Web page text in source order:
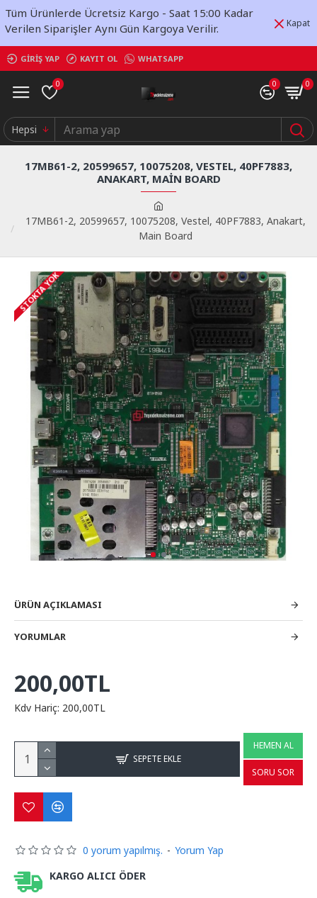
Tüm Ürünlerde Ücretsiz Kargo - Saat 15:00 Kadar
Verilen Siparişler Aynı Gün Kargoya Verilir.
Kapat
GIRIŞ YAP KAYIT OL WHATSAPP
0 0 0
Hepsi
17MB61-2, 20599657, 10075208, Vestel, 40PF7883, Anakart,
Main Board
17MB61-2, 20599657, 10075208, VESTEL, 40PF7883,
ANAKART, MAIN BOARD
STOKTA YOK
ÜRÜN AÇIKLAMASI
YORUMLAR
KARGO ALICI ÖDER
0 yorum yapılmış. - Yorum Yap
200,00TL
Kdv Hariç: 200,00TL
SEPETE EKLE
HEMEN AL
SORU SOR